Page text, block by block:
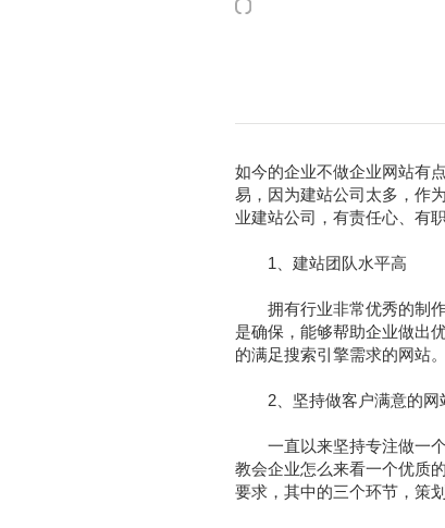
如今的企业不做企业网站有
易，因为建站公司太多，作
业建站公司，有责任心、有
1、建站团队水平高
拥有行业非常优秀的制作
是确保，能够帮助企业做出
的满足搜索引擎需求的网站。
2、坚持做客户满意的网
一直以来坚持专注做一个
教会企业怎么来看一个优质
要求，其中的三个环节，策